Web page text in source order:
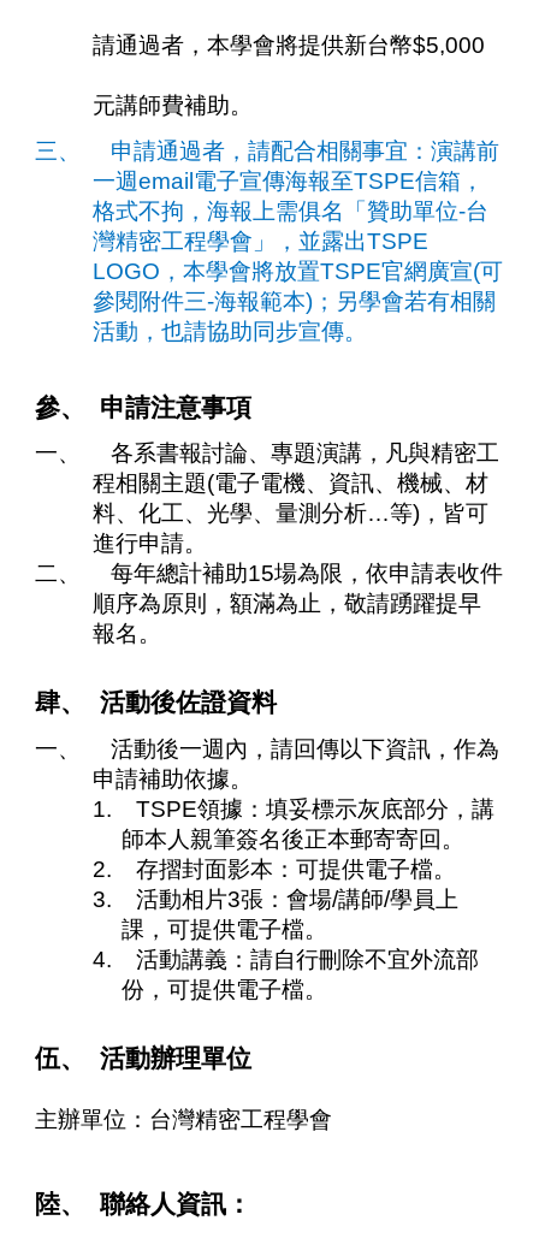
請通過者，本學會將提供新台幣$5,000
元講師費補助。
三、 申請通過者，請配合相關事宜：演講前
一週email電子宣傳海報至TSPE信箱，
格式不拘，海報上需俱名「贊助單位-台
灣精密工程學會」，並露出TSPE
LOGO，本學會將放置TSPE官網廣宣(可
參閱附件三-海報範本)；另學會若有相關
活動，也請協助同步宣傳。
參、 申請注意事項
一、 各系書報討論、專題演講，凡與精密工
程相關主題(電子電機、資訊、機械、材
料、化工、光學、量測分析…等)，皆可
進行申請。
二、 每年總計補助15場為限，依申請表收件
順序為原則，額滿為止，敬請踴躍提早
報名。
肆、 活動後佐證資料
一、 活動後一週內，請回傳以下資訊，作為
申請補助依據。
1. TSPE領據：填妥標示灰底部分，講
師本人親筆簽名後正本郵寄寄回。
2. 存摺封面影本：可提供電子檔。
3. 活動相片3張：會場/講師/學員上
課，可提供電子檔。
4. 活動講義：請自行刪除不宜外流部
份，可提供電子檔。
伍、 活動辦理單位
主辦單位：台灣精密工程學會
陸、 聯絡人資訊：